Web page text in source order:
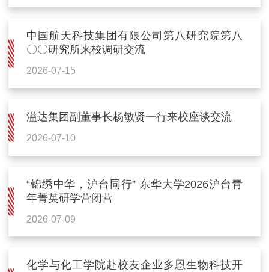
中国航天科技集团有限公司第八研究院第八
〇〇研究所来校调研交流
2026-07-15
溢达集团副董事长杨敏贤一行来校座谈交流
2026-07-10
“锦绣中华，沪台同行” 东华大学2026沪台青
年菁英研学营闭营
2026-07-09
化学与化工学院赴校友企业多恩生物科技开